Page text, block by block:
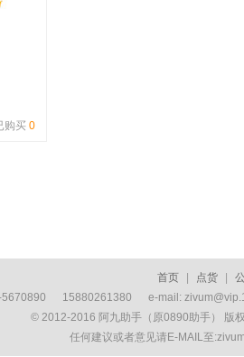
购买 0
首页 点货
5670890 15880261380 e-mail:
© 2012-2016 阿九助手（原0890助手） 版
任何建议或者意见请E-MAIL至